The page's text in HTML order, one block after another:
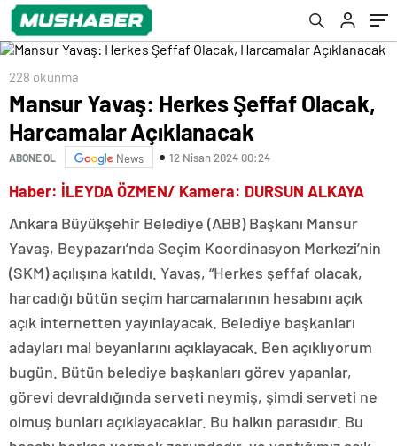
228 okunma
Mansur Yavaş: Herkes Şeffaf Olacak,
Harcamalar Açıklanacak
ABONE OL News 12 Nisan 2024 00:24
Haber: İLEYDA ÖZMEN/ Kamera: DURSUN ALKAYA
Ankara Büyükşehir Belediye (ABB) Başkanı Mansur
Yavaş, Beypazarı’nda Seçim Koordinasyon Merkezi’nin
(SKM) açılışına katıldı. Yavaş, “Herkes şeffaf olacak,
harcadığı bütün seçim harcamalarının hesabını açık
açık internetten yayınlayacak. Belediye başkanları
adayları mal beyanlarını açıklayacak. Ben açıklıyorum
bugün. Bütün belediye başkanları görev yapanlar,
görevi devraldığında serveti neymiş, şimdi serveti ne
olmuş bunları açıklayacaklar. Bu halkın parasıdır. Bu